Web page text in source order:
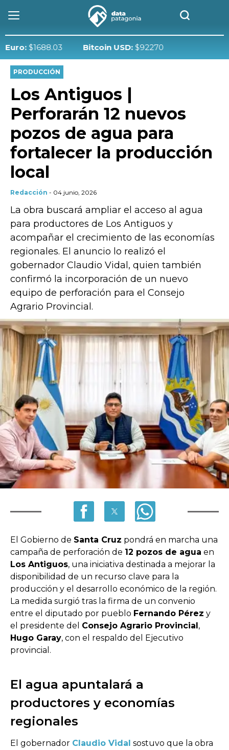
$1688.03 Bitcoin USD:$92270
PRODUCCIÓN
Los Antiguos |
Perforarán 12 nuevos
pozos de agua para
fortalecer la producción
local
Redacción - 04 junio, 2026
La obra buscará ampliar el acceso al agua
para productores de Los Antiguos y
acompañar el crecimiento de las economías
regionales. El anuncio lo realizó el
gobernador Claudio Vidal, quien también
confirmó la incorporación de un nuevo
equipo de perforación para el Consejo
Agrario Provincial.
El Gobierno de Santa Cruz pondrá en marcha una
campaña de perforación de 12 pozos de agua en
Los Antiguos, una iniciativa destinada a mejorar la
disponibilidad de un recurso clave para la
producción y el desarrollo económico de la región.
La medida surgió tras la firma de un convenio
entre el diputado por pueblo Fernando Pérez y
el presidente del Consejo Agrario Provincial ,
Hugo Garay, con el respaldo del Ejecutivo
provincial.
El agua apuntalará a
productores y economías
regionales
El gobernador Claudio Vidal sostuvo que la obra